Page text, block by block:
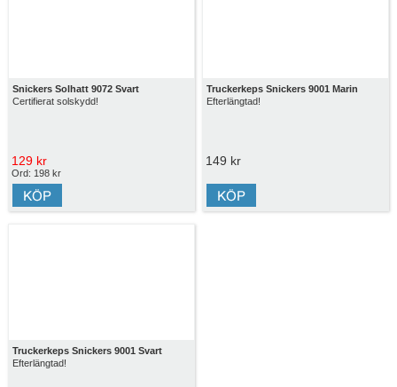
Snickers Solhatt 9072 Svart
Certifierat solskydd!
129 kr
Ord: 198 kr
Truckerkeps Snickers 9001 Marin
Efterlängtad!
149 kr
Truckerkeps Snickers 9001 Svart
Efterlängtad!